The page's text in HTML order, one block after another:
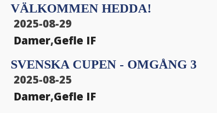
VÄLKOMMEN HEDDA!
2025-08-29
Damer,Gefle IF
SVENSKA CUPEN - OMGÅNG 3
2025-08-25
Damer,Gefle IF